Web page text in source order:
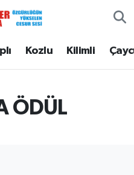
Kozlu Kilimli
ÖDÜL
Haritası